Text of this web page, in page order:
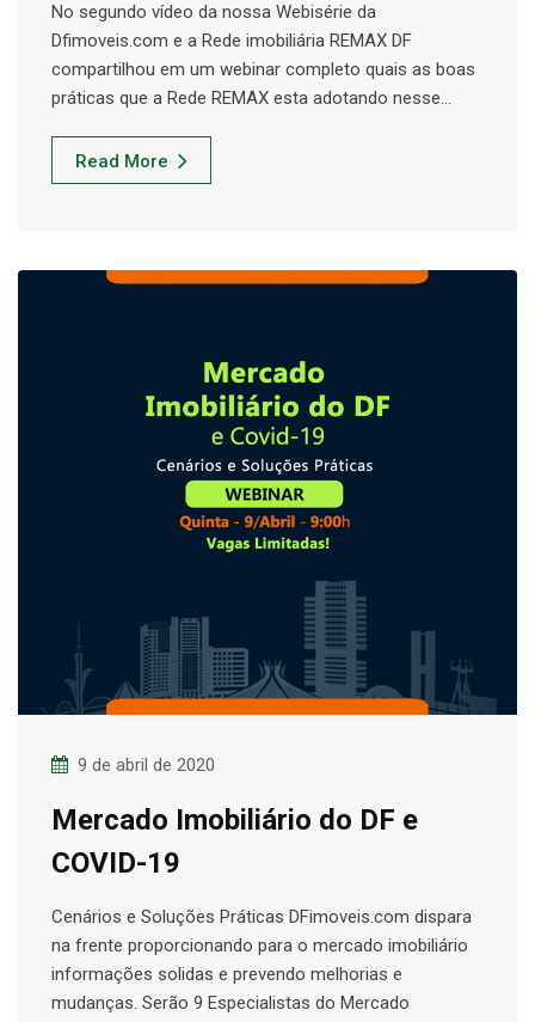
No segundo vídeo da nossa Webisérie da
Dfimoveis.com e a Rede imobiliária REMAX DF
compartilhou em um webinar completo quais as boas
práticas que a Rede REMAX esta adotando nesse…
Read More
9 de abril de 2020
Mercado Imobiliário do DF e
COVID-19
Cenários e Soluções Práticas DFimoveis.com dispara
na frente proporcionando para o mercado imobiliário
informações solidas e prevendo melhorias e
mudanças. Serão 9 Especialistas do Mercado